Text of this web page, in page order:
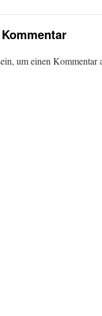
um einen Kommentar